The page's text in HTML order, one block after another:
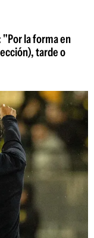
"Por la forma en
tarde o